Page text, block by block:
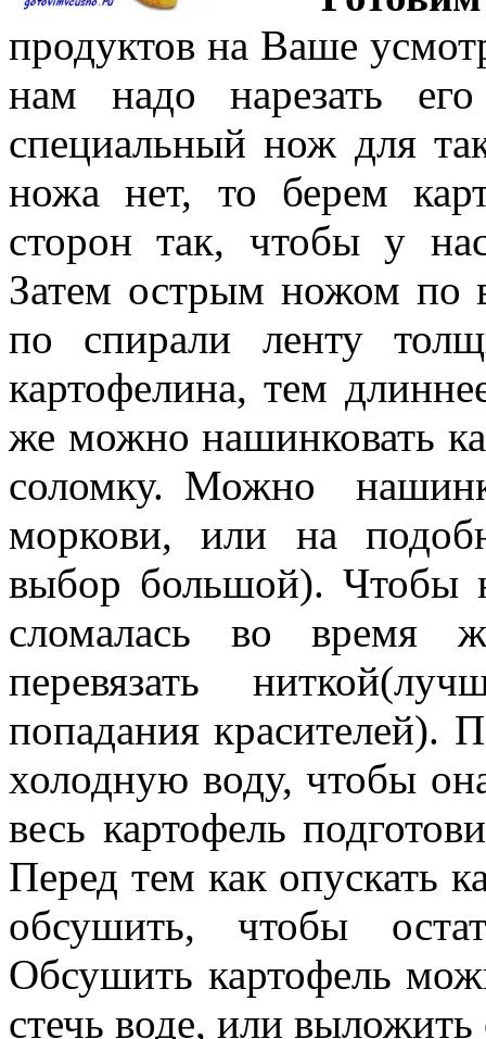
продуктов на Ваше
нам надо нарезать
специальный нож для
ножа нет, то берем
сторон так, чтобы у
Затем острым ножом по
по спирали ленту
картофелина, тем
же можно нашинковать
соломку. Можно
моркови, или на
выбор большой). Чтобы
сломалась во время
перевязать
попадания красителей).
холодную воду, чтобы
весь картофель
Перед тем как опускать
обсушить, чтобы
Обсушить картофель
стечь воде, или